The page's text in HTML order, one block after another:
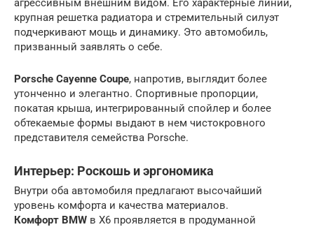
крупная решетка радиатора и стремительный силуэт
подчеркивают мощь и динамику. Это автомобиль,
призванный заявлять о себе.
Porsche Cayenne Coupe, напротив, выглядит более
утонченно и элегантно. Спортивные пропорции,
покатая крыша, интегрированный спойлер и более
обтекаемые формы выдают в нем чистокровного
представителя семейства Porsche.
Интерьер: Роскошь и эргономика
Внутри оба автомобиля предлагают высочайший
уровень комфорта и качества материалов.
Комфорт BMW в X6 проявляется в продуманной